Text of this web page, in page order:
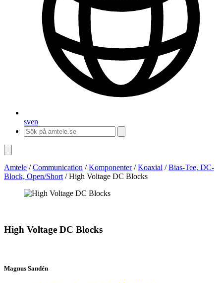
sven
Amtele /Communication /Komponenter/Koaxial /Bias-Tee, DC-
Block, Open/Short /High Voltage DC Blocks
High Voltage DC Blocks
Magnus Sandén